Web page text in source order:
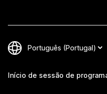
Início de sessão de